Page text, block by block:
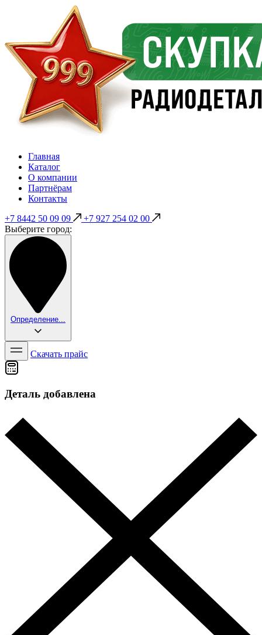
Главная
Каталог
О компании
Партнёрам
Контакты
+7 8442 50 09 09
+7 927 254 02 00
Выберите город:
Определение...
Скачать прайс
Деталь добавлена